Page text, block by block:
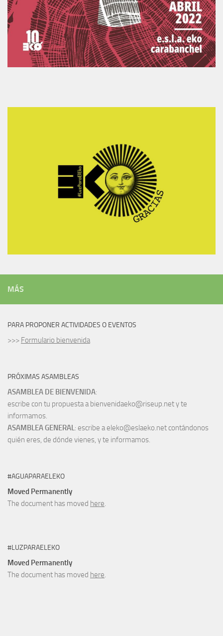
MÁS
PARA PROPONER ACTIVIDADES O EVENTOS
>>> Formulario bienvenida
PRÓXIMAS ASAMBLEAS
ASAMBLEA DE BIENVENIDA:
escribe con tu propuesta a bienvenidaeko@riseup.net y te
informamos.
ASAMBLEA GENERAL : escribe a eleko@eslaeko.net contándonos
quién eres, de dónde vienes, y te informamos.
#AGUAPARAELEKO
Moved Permanently
The document has moved here
#LUZPARAELEKO
Moved Permanently
The document has moved here